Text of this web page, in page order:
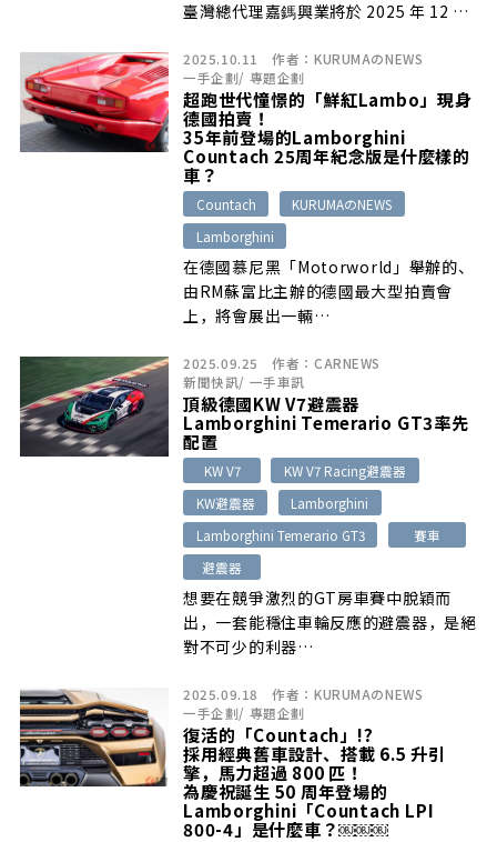
臺灣總代理嘉鎷興業將於 2025 年 12 月
新地標 Fubon Art Pavilion（富邦美術
館附屬商業棟），舉辦一場完整呈現
Lamborghini 最新世代電能化產品陣容
的品牌展示。
2025.10.11 作者： KURUMAのNEWS
一手企劃/ 專題企劃
超跑世代憧憬的「鮮紅Lambo」現身
德國拍賣！
35年前登場的Lamborghini
Countach 25周年紀念版是什麼樣的
車？
Countach
KURUMAのNEWS
Lamborghini
在德國慕尼黑「Motorworld」舉辦的、
由RM蘇富比主辦的德國最大型拍賣會
上，將會展出一輛…
2025.09.25 作者： CARNEWS
新聞快訊/ 一手車訊
頂級德國KW V7避震器
Lamborghini Temerario GT3率先
配置
KW V7
KW V7 Racing避震器
KW避震器
Lamborghini
Lamborghini Temerario GT3
賽車
避震器
想要在競爭激烈的GT房車賽中脫穎而
出，一套能穩住車輪反應的避震器，是絕
對不可少的利器…
2025.09.18 作者： KURUMAのNEWS
一手企劃/ 專題企劃
復活的「Countach」!?
採用經典舊車設計、搭載 6.5 升引
擎，馬力超過 800 匹！
為慶祝誕生 50 周年登場的
Lamborghini「Countach LPI
800-4」是什麼車？￼￼￼